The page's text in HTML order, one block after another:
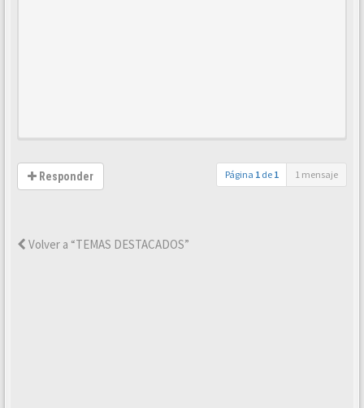
Responder Página 1 de 1 1 mensaje
Volver a “TEMAS DESTACADOS”